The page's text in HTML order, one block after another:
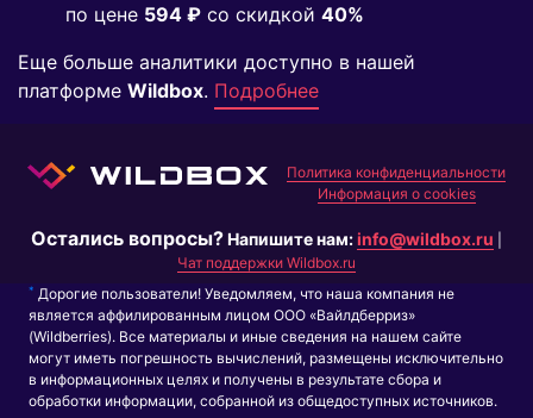
по цене 594 ₽ co скидкой 40%
Еще больше аналитики доступно в нашей
платформе Wildbox. Подробнее
Политика конфиденциальности
Информация о cookies
Остались вопросы?Напишите нам:info@wildbox.ru
Чат поддержки Wildbox.ru
* Дорогие пользователи! Уведомляем, что наша компания не
является аффилированным лицом ООО «Вайлдберриз»
(Wildberries). Все материалы и иные сведения на нашем сайте
могут иметь погрешность вычислений, размещены исключительно
в информационных целях и получены в результате сбора и
обработки информации, собранной из общедоступных источников.